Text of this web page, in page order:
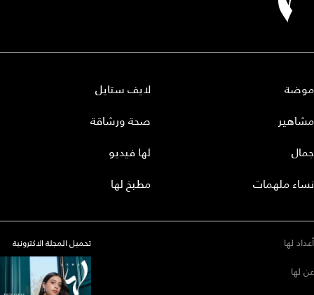
موضة
مشاهير
جمال
نساء ملهمات
لايف ستايل
صحة ورشاقة
لها فيديو
مطبخ لها
أعداد لها
عن لها
تحميل المجلة الاكترونية